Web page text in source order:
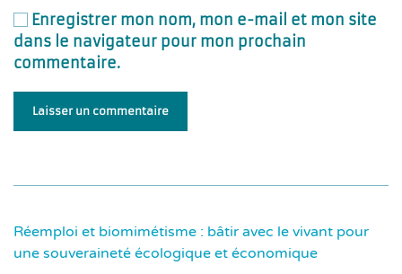
Enregistrer mon nom, mon e-mail et mon site
dans le navigateur pour mon prochain
commentaire.
Laisser un commentaire
Réemploi et biomimétisme : bâtir avec le vivant pour
une souveraineté écologique et économique